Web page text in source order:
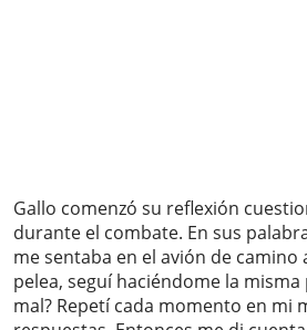
Gallo comenzó su reflexión
durante el combate. En sus
me sentaba en el avión de camino
pelea, seguí haciéndome la
mal? Repetí cada momento en mi